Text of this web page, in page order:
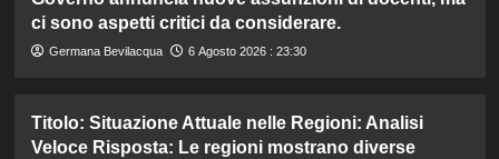
ci sono aspetti critici da considerare.
Germana Bevilacqua 6 Agosto 2026 : 23:30
Titolo: Situazione Attuale nelle Regioni: Analisi
Veloce Risposta: Le regioni mostrano diverse